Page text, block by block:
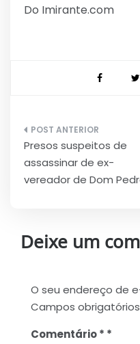
Do Imirante.com
Navegação
de
Post
Presos suspeitos de
assassinar de ex-
vereador de Dom
Deixe um
O seu endereço de
Campos
Comentário*